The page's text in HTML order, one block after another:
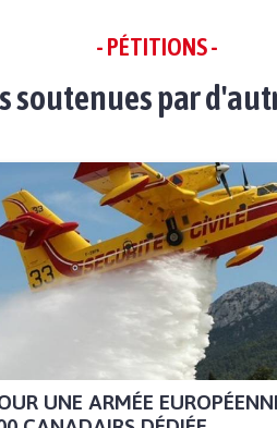
- PÉTITIONS -
soutenues par
UNE ARMÉE